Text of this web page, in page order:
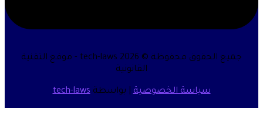
جميع الحقوق محفوظة © 2026 tech-laws - موقع التقنية
القانونية
سياسة الخصوصية| بواسطةtech-laws